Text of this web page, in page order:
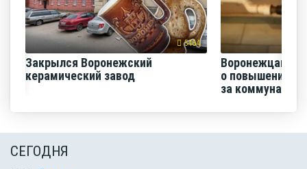
5464
Закрылся Воронежский
керамический завод
Воронежцам
о повышении
за
СЕГОДНЯ